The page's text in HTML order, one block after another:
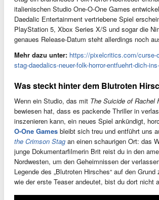
italienischen Studio One-O-One Games
Daedalic Entertainment vertriebene Spiel
PlayStation 5, Xbox Series X/S und sogar die
genaues Release-Datum steht allerdings noch
Mehr dazu unter: https://pixelcritics.com/curse-
stag-daedalics-neuer-folk-horror-entfuehrt-dich-
Was steckt hinter dem Blutroten
Wenn ein Studio, das mit The Suicide of Rachel
bewiesen hat, dass es packende Thriller in
inszenieren kann, ein neues Spiel ankündigt,
O-One Games bleibt sich treu und entführt uns
the Crimson Stag an einen schaurigen Ort: das
junge Dokumentarfilmerin Brit reist du in den
Nordwesten, um den Geheimnissen der
Legende des „Blutroten Hirsches“ auf den
wie der erste Teaser andeutet, bist du dort nicht